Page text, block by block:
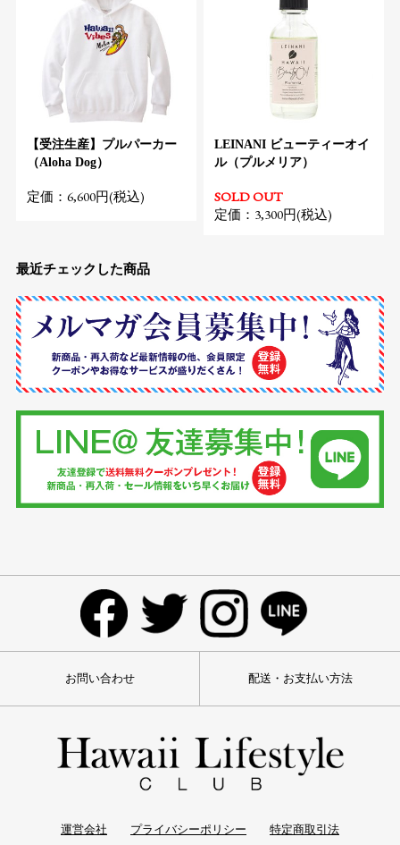
【受注生産】プルパーカー
（Aloha Dog）
定価：6,600円(税込)
LEINANI ビューティーオイ
ル（プルメリア）
SOLD OUT
定価：3,300円(税込)
最近チェックした商品
お問い合わせ 配送・お支払い方法
運営会社 プライバシーポリシー 特定商取引法